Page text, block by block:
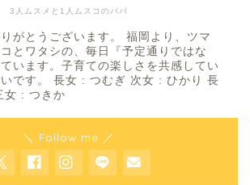
3人ムスメと1人ムスコのパパ
がとうございます。 福岡より、ツマ
とワタシの、毎日『予定通りではな
います。子育ての楽しさを共感してい
です。 長女 : つむぎ 次女 : ひかり 長
女 : つきか
＼ Follow me ／